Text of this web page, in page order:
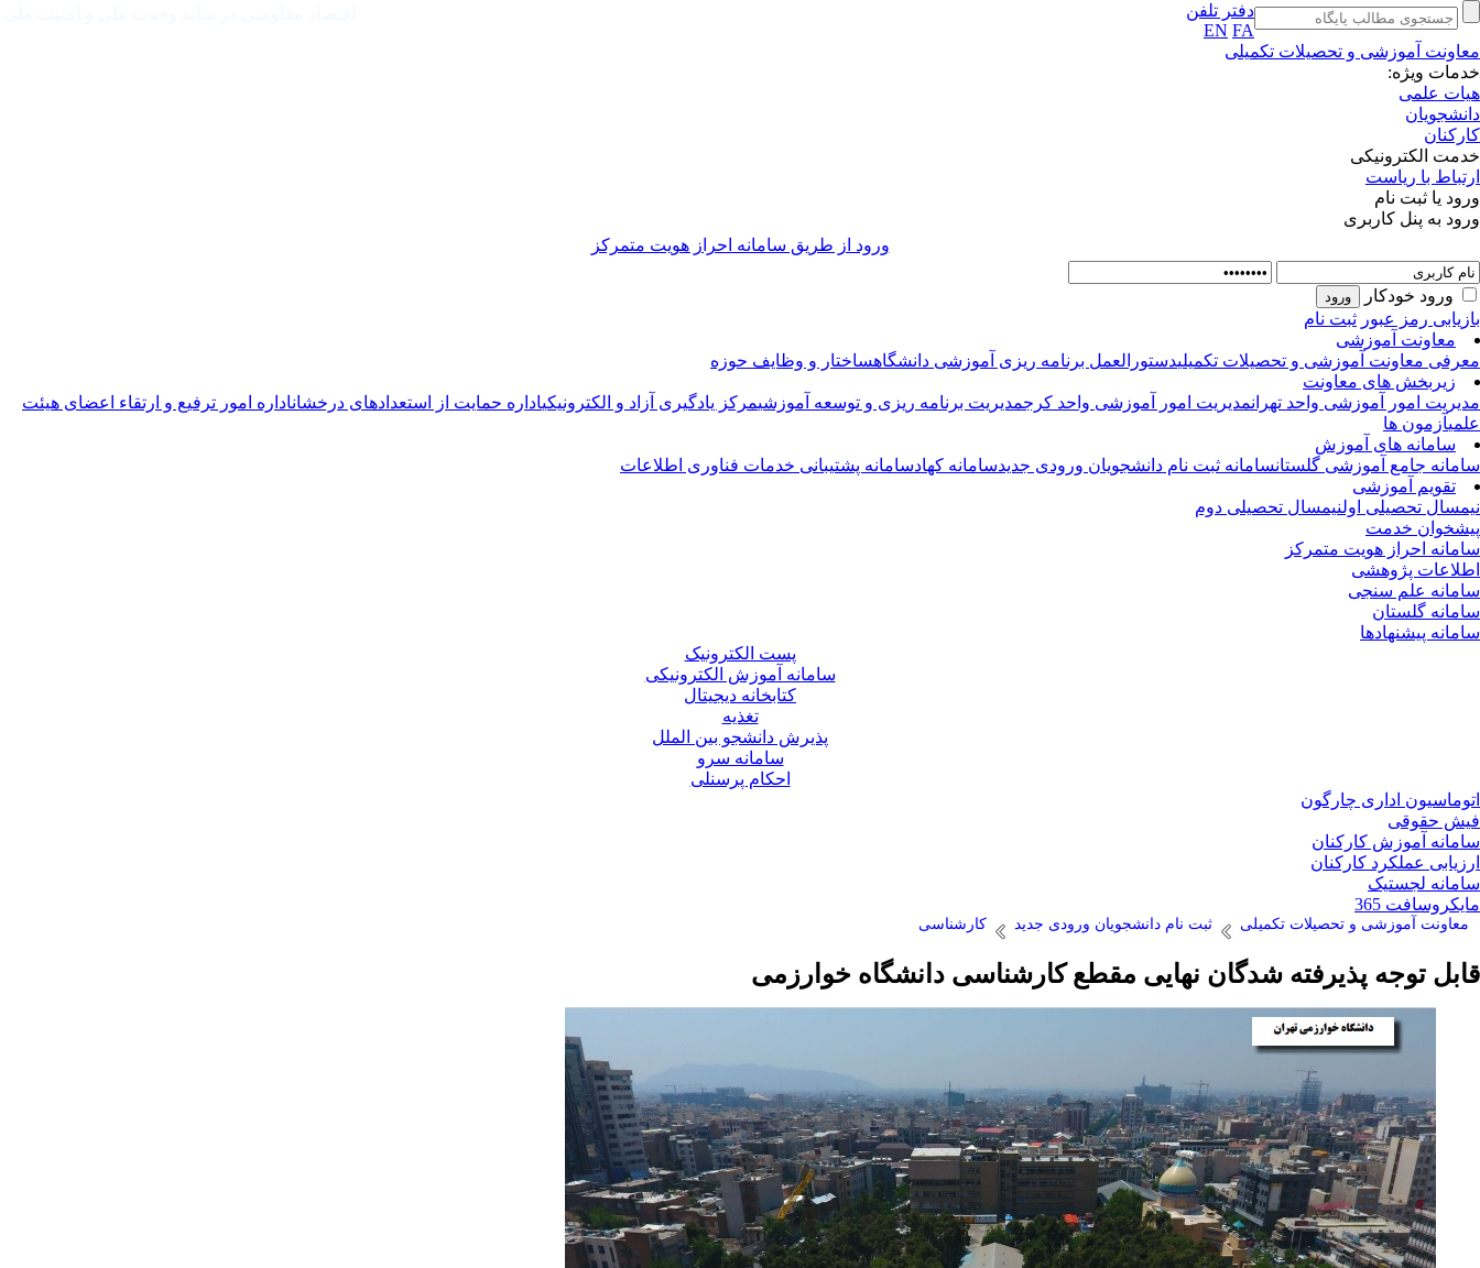
دفتر تلفن
EN FA
معاونت آموزشی و تحصیلات تکمیلی
خدمات ویژه:
هیات علمی
دانشجویان
کارکنان
خدمت الکترونیکی
ارتباط با ریاست
ورود یا ثبت نام
ورود به پنل کاربری
ورود از طريق سامانه احراز هويت متمركز
ورود خودکار
بازیابی رمز عبور ثبت نام
معاونت آموزشی
معرفی معاونت آموزشی و تحصیلات تکمیلیدستورالعمل برنامه ریزی آموزشی دانشگاهساختار و وظایف حوزه
زیربخش های معاونت
مدیریت امور آموزشی واحد تهرانمدیریت امور آموزشی واحد کرجمدیریت برنامه ریزی و توسعه آموزشیمرکز یادگیری آزاد و الکترونیکیاداره حمایت از استعدادهای درخشاناداره امور ترفیع و ارتقاء اعضای هیئت
علمیآزمون ها
سامانه های آموزش
سامانه جامع آموزشی گلستانسامانه ثبت نام دانشجویان ورودی جدیدسامانه کهادسامانه پشتیبانی خدمات فناوری اطلاعات
تقویم آموزشی
نیمسال تحصیلی اولنیمسال تحصیلی دوم
پیشخوان خدمت
سامانه احراز هویت متمرکز
اطلاعات پژوهشی
سامانه علم سنجی
سامانه گلستان
سامانه پیشنهادها
پست الکترونیک
سامانه آموزش الکترونیکی
کتابخانه دیجیتال
تغذیه
پذیرش دانشجو بین الملل
سامانه سرو
احکام پرسنلی
اتوماسیون اداری چارگون
فیش حقوقی
سامانه آموزش کارکنان
ارزیابی عملکرد کارکنان
سامانه لجستیک
مایکروسافت 365
معاونت آموزشی و تحصیلات تکمیلی ثبت نام دانشجویان ورودی جدید کارشناسی
قابل توجه پذیرفته شدگان نهایی مقطع کارشناسی دانشگاه خوارزمی